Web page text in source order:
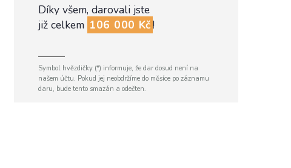
Díky všem, darovali jste
již celkem 106 000 Kč!
Symbol hvězdičky (*) informuje, že dar dosud není na
našem účtu. Pokud jej neobdržíme do měsíce po záznamu
daru, bude tento smazán a odečten.